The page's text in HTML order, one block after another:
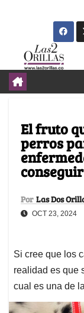
El fruto
perros
conseguir
Por Las Dos
OCT 23, 2024
Si cree que los
realidad es que
cual es una de